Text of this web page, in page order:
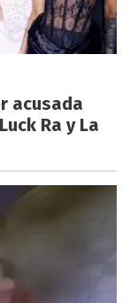
acusada
Ra y La